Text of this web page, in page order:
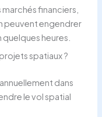
financiers,
peuvent engendrer
heures.
spatiaux ?
dans
le vol spatial